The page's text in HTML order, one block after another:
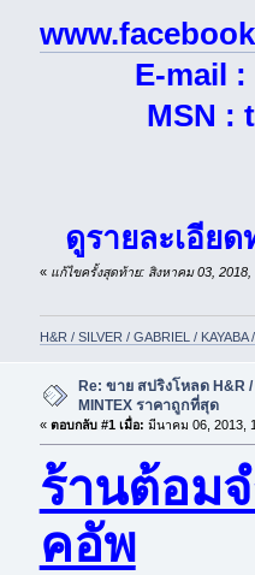
E-mail :
MSN :
ดูรายละเอีย
« แก้ไขครั้งสุดท้าย: สิงหาคม 03,
H&R / SILVER / GABRIEL / KAYABA
Re: ขาย สปริงโหลด H&R
MINTEX ราคาถูกที่สุด
« ตอบกลับ #1 เมื่อ: มีนาคม 06, 2013,
ร้านต้อม
คอัพ